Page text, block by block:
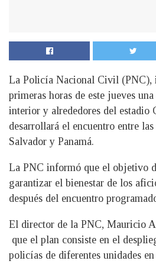
La Policía Nacional Civil (PNC),
primeras horas de este jueves
interior y alrededores del estadio
desarrollará el encuentro entre
Salvador y Panamá.
La PNC informó que el objetivo
garantizar el bienestar de los
después del encuentro
El director de la PNC, Mauricio
que el plan consiste en el
policías de diferentes unidades